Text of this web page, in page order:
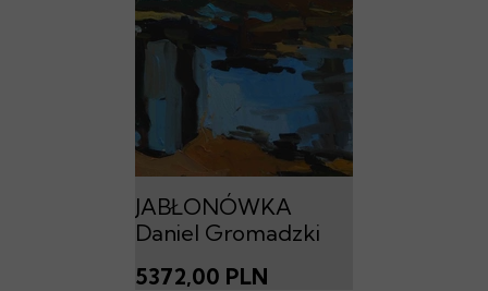
JABŁONÓWKA
Daniel Gromadzki
5372,00 PLN